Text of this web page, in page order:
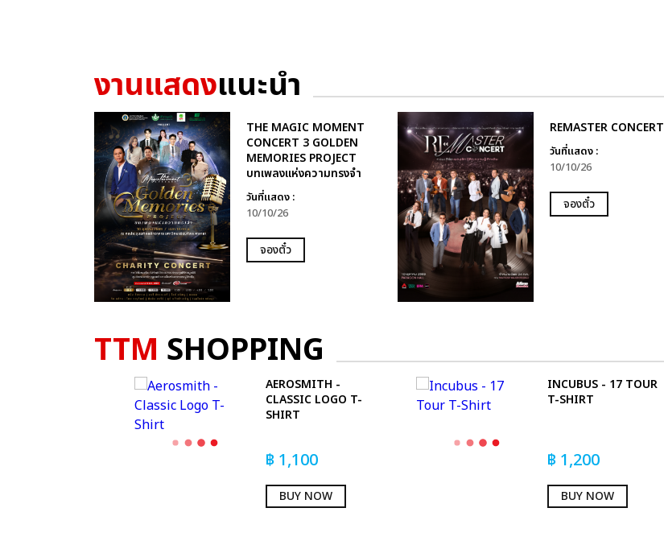
งานแสดงแนะนำ
THE MAGIC MOMENT
CONCERT 3 GOLDEN
MEMORIES PROJECT
บทเพลงแห่งความทรงจำ
วันที่แสดง :
10/10/26
จองตั๋ว
REMASTER CONCERT
วันที่แสดง :
10/10/26
จองตั๋ว
TTM SHOPPING
AEROSMITH -
CLASSIC LOGO T-
SHIRT
฿ 1,100
BUY NOW
INCUBUS - 17 TOUR
T-SHIRT
฿ 1,200
BUY NOW